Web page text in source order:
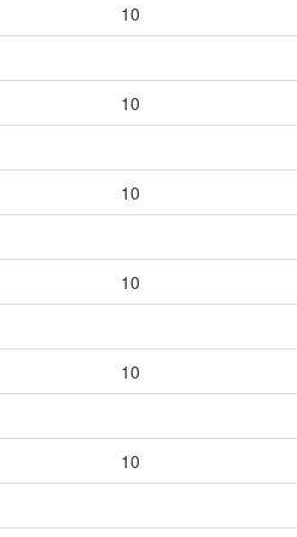
10
10
10
10
10
10